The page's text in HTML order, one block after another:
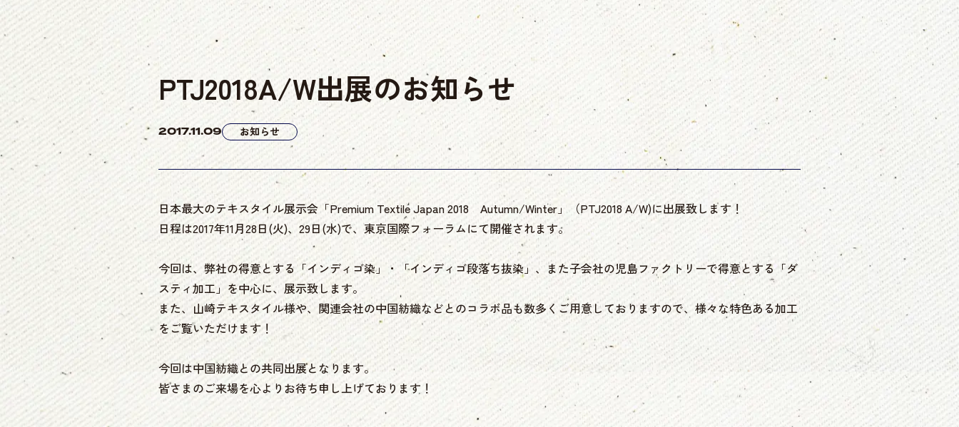
PTJ2018A/W出展のお知らせ
2017.11.09 お知らせ
日本最大のテキスタイル展示会「Premium Textile Japan 2018 Autumn/Winter」（PTJ2018 A/W)に出展致します！
日程は2017年11月28日(火)、29日(水)で、東京国際フォーラムにて開催されます。
今回は、弊社の得意とする「インディゴ染」・「インディゴ段落ち抜染」、また子会社の児島ファクトリーで得意とする「ダ
スティ加工」を中心に、展示致します。
また、山崎テキスタイル様や、関連会社の中国紡織などとのコラボ品も数多くご用意しておりますので、様々な特色ある加工
をご覧いただけます！
今回は中国紡織との共同出展となります。
皆さまのご来場を心よりお待ち申し上げております！